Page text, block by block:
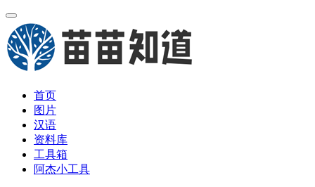
首页
图片
汉语
资料库
工具箱
阿杰小工具